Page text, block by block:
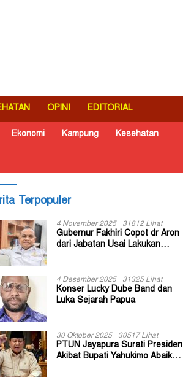
OPINI EDITORIAL
Ekonomi Kampung Kesehatan
Terpopuler
4 November 2025 31812 Lihat
Gubernur Fakhiri Copot dr Aron
dari Jabatan Usai Lakukan
4 Desember 2025 31325 Lihat
Konser Lucky Dube Band dan
Luka Sejarah Papua
30 Oktober 2025 30517 Lihat
PTUN Jayapura Surati Presiden
Akibat Bupati Yahukimo Abaikan